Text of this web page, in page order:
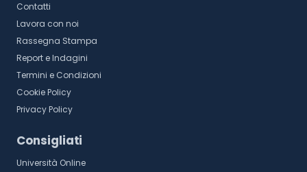
Contatti
Lavora con noi
Rassegna Stampa
Report e Indagini
Termini e Condizioni
Cookie Policy
Privacy Policy
Consigliati
Università Online